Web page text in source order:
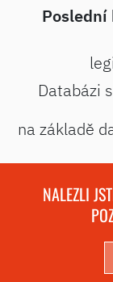
Poslední
Databázi
na základě
NALEZLI